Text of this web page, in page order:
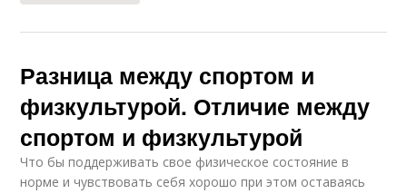
Разница между спортом и
физкультурой. Отличие между
спортом и физкультурой
Что бы поддерживать свое физическое состояние в
норме и чувствовать себя хорошо при этом оставаясь